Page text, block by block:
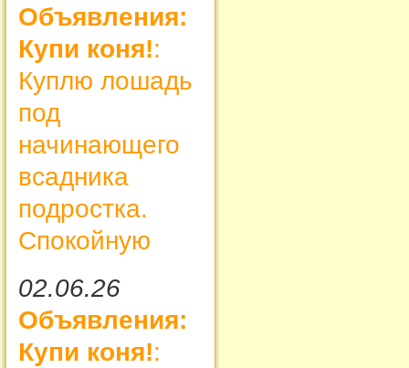
Объявления:
Купи коня!:
Куплю лошадь
под
начинающего
всадника
подростка.
Спокойную
02.06.26
Объявления:
Купи коня!: